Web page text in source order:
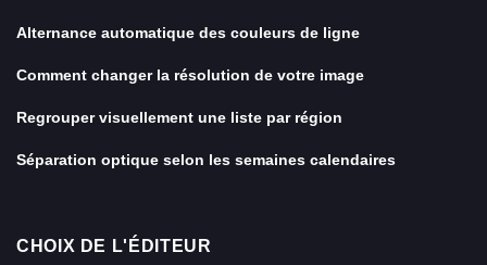
Alternance automatique des couleurs de ligne
Comment changer la résolution de votre image
Regrouper visuellement une liste par région
Séparation optique selon les semaines calendaires
CHOIX DE L'ÉDITEUR